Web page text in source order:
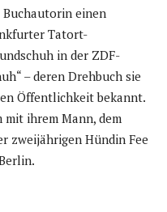
einen
Tatort-
in der ZDF-
– deren Drehbuch sie
Öffentlichkeit bekannt.
mit ihrem Mann, dem
zweijährigen Hündin Fee